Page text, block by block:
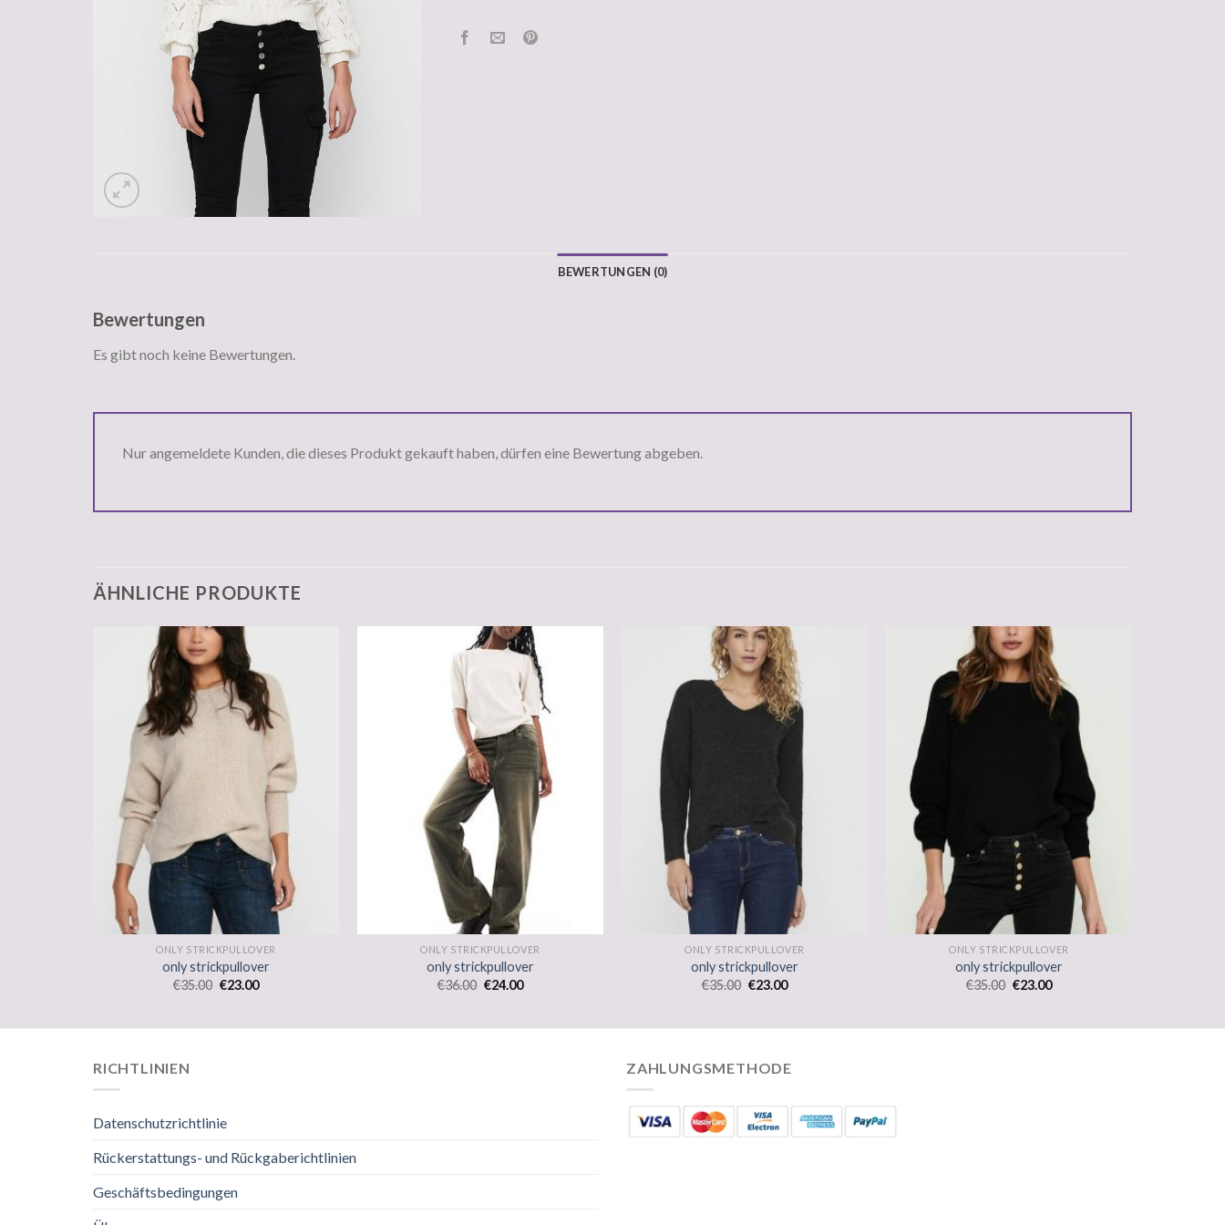
BEWERTUNGEN (0)
Bewertungen
Es gibt noch keine Bewertungen.
Nur angemeldete Kunden, die dieses Produkt gekauft haben, dürfen eine Bewertung abgeben.
ÄHNLICHE PRODUKTE
ONLY STRICKPULLOVER
only strickpullover
€35.00 €23.00
ONLY STRICKPULLOVER
only strickpullover
€36.00 €24.00
ONLY STRICKPULLOVER
only strickpullover
€35.00 €23.00
ONLY STRICKPULLOVER
only strickpullover
€35.00 €23.00
RICHTLINIEN
Datenschutzrichtlinie
Rückerstattungs- und Rückgaberichtlinien
Geschäftsbedingungen
ZAHLUNGSMETHODE